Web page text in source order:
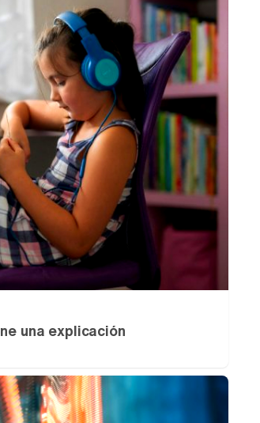
una explicación